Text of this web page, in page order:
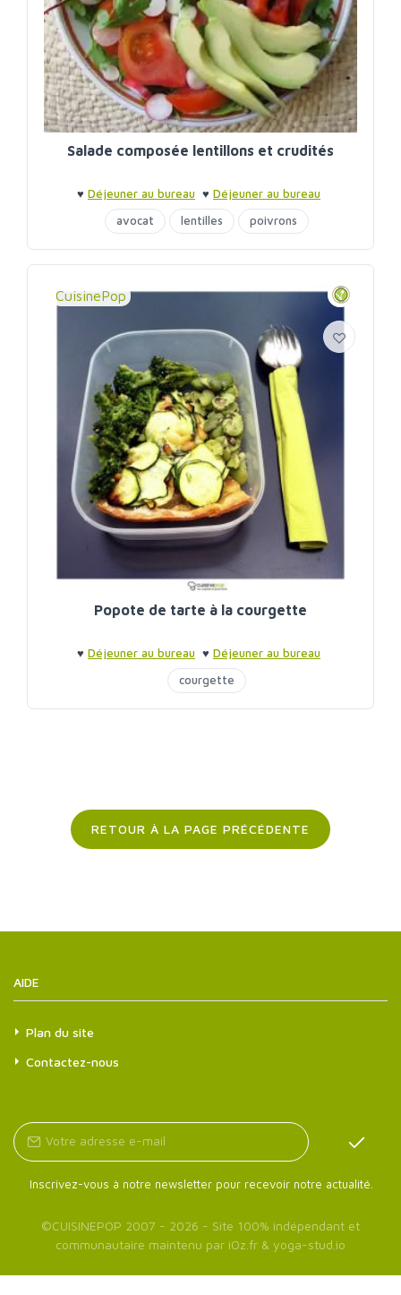
Salade composée lentillons et crudités
♥ Déjeuner au bureau ♥ Déjeuner au bureau
avocat
lentilles poivrons
CuisinePop
Popote de tarte à la courgette
♥ Déjeuner au bureau ♥ Déjeuner au bureau
courgette
RETOUR À LA PAGE PRÉCÉDENTE
AIDE
Plan du site
Contactez-nous
Inscrivez-vous à notre newsletter pour recevoir notre actualité.
©CUISINEPOP 2007 - 2026 - Site 100% indépendant et
communautaire maintenu par iOz.fr & yoga-stud.io